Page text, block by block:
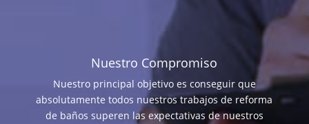
Nuestro Compromiso
Nuestro principal objetivo es conseguir que
absolutamente todos nuestros trabajos de reforma
de baños superen las expectativas de nuestros